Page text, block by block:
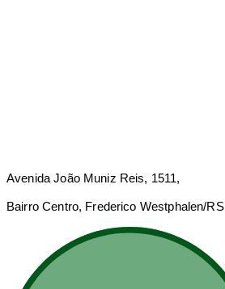
Avenida João Muniz Reis, 1511,
Bairro Centro, Frederico Westphalen/RS